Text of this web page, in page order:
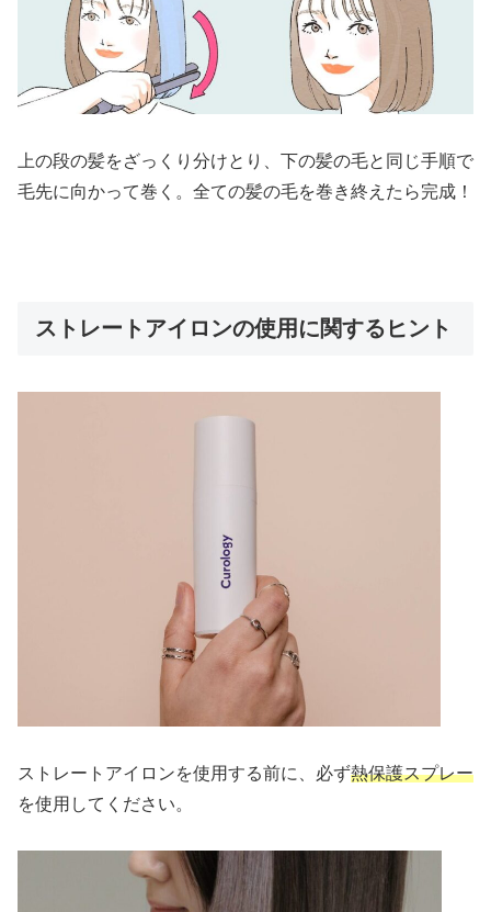
上の段の髪をざっくり分けとり、下の髪の毛と同じ手順で
毛先に向かって巻く。全ての髪の毛を巻き終えたら完成！
ストレートアイロンの使用に関するヒント
ストレートアイロンを使用する前に、必ず熱保護スプレー
を使用してください。